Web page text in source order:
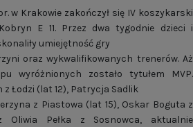
w Krakowie zakończył się IV koszykarski
E 11. Przez dwa tygodnie dzieci i
umiejętność gry
oraz wykwalifikowanych trenerów. Aż
wyróżnionych zostało tytułem MVP.
Łodzi (lat 12), Patrycja Sadlik
z Piastowa (lat 15), Oskar Boguta z
Oliwia Pełka z Sosnowca, aktualnie